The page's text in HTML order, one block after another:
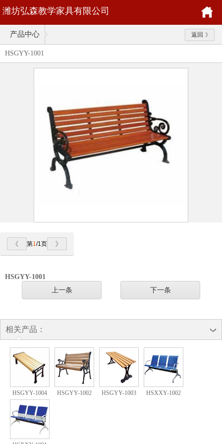
潍坊弘森教学家具有限公司
产品中心 返回
HSGYY-1001
第1/1页
HSGYY-1001
上一条 下一条
相关产品：
HSGYY-1004 HSGYY-1002 HSGYY-1003 HSXXY-1002